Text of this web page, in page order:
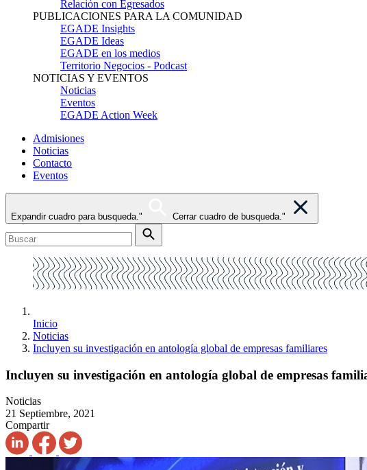
Relación con Egresados
PUBLICACIONES PARA LA COMUNIDAD
EGADE Insights
EGADE Ideas
EGADE en los medios
Territorio Negocios - Podcast
NOTICIAS Y EVENTOS
Noticias
Eventos
EGADE Action Week
Admisiones
Noticias
Contacto
Eventos
Expandir cuadro para busqueda." Cerrar cuadro de busqueda."
Inicio
Noticias
Incluyen su investigación en antología global de empresas familiares
Incluyen su investigación en antología global de empresas
Noticias
21 Septiembre, 2021
Compartir